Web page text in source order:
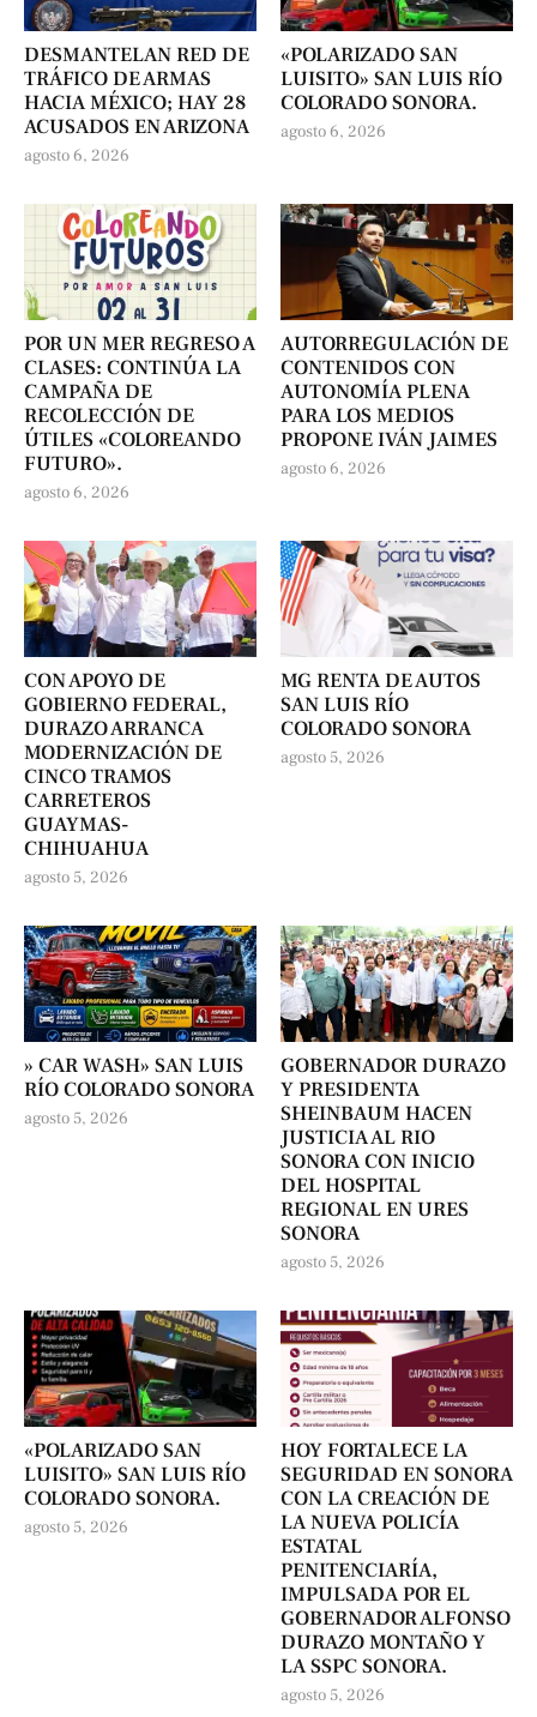
DESMANTELAN RED DE
TRÁFICO DE ARMAS
HACIA MÉXICO; HAY 28
ACUSADOS EN ARIZONA
agosto 6, 2026
«POLARIZADO SAN
LUISITO» SAN LUIS RÍO
COLORADO SONORA.
agosto 6, 2026
POR UN MER REGRESO A
CLASES: CONTINÚA LA
CAMPAÑA DE
RECOLECCIÓN DE
ÚTILES «COLOREANDO
FUTURO».
agosto 6, 2026
AUTORREGULACIÓN DE
CONTENIDOS CON
AUTONOMÍA PLENA
PARA LOS MEDIOS
PROPONE IVÁN JAIMES
agosto 6, 2026
CON APOYO DE
GOBIERNO FEDERAL,
DURAZO ARRANCA
MODERNIZACIÓN DE
CINCO TRAMOS
CARRETEROS
GUAYMAS-
CHIHUAHUA
agosto 5, 2026
MG RENTA DE AUTOS
SAN LUIS RÍO
COLORADO SONORA
agosto 5, 2026
» CAR WASH» SAN LUIS
RÍO COLORADO SONORA
agosto 5, 2026
GOBERNADOR DURAZO
Y PRESIDENTA
SHEINBAUM HACEN
JUSTICIA AL RIO
SONORA CON INICIO
DEL HOSPITAL
REGIONAL EN URES
SONORA
agosto 5, 2026
«POLARIZADO SAN
LUISITO» SAN LUIS RÍO
COLORADO SONORA.
agosto 5, 2026
HOY FORTALECE LA
SEGURIDAD EN SONORA
CON LA CREACIÓN DE
LA NUEVA POLICÍA
ESTATAL
PENITENCIARÍA,
IMPULSADA POR EL
GOBERNADOR ALFONSO
DURAZO MONTAÑO Y
LA SSPC SONORA.
agosto 5, 2026